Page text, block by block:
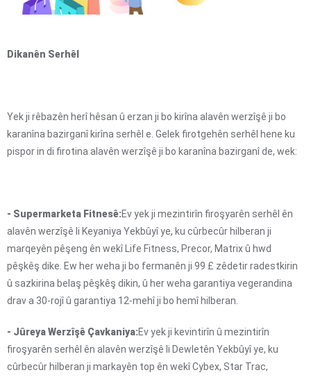
Dikanên Serhêl
Yek ji rêbazên herî hêsan û erzan ji bo kirîna alavên werzîşê ji bo
karanîna bazirganî kirîna serhêl e. Gelek firotgehên serhêl hene ku
pispor in di firotina alavên werzîşê ji bo karanîna bazirganî de, wek:
- Supermarketa Fitnesê:Ev yek ji mezintirîn firoşyarên serhêl ên
alavên werzîşê li Keyaniya Yekbûyî ye, ku cûrbecûr hilberan ji
marqeyên pêşeng ên wekî Life Fitness, Precor, Matrix û hwd
pêşkêş dike. Ew her weha ji bo fermanên ji 99 £ zêdetir radestkirin
û sazkirina belaş pêşkêş dikin, û her weha garantiya vegerandina
drav a 30-rojî û garantiya 12-mehî ji bo hemî hilberan.
- Jûreya Werzîşê Çavkaniya:Ev yek ji kevintirîn û mezintirîn
firoşyarên serhêl ên alavên werzîşê li Dewletên Yekbûyî ye, ku
cûrbecûr hilberan ji markayên top ên wekî Cybex, Star Trac,